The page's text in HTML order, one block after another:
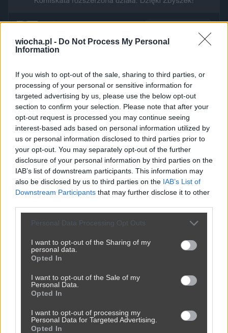
wiocha.pl - Do Not Process My Personal
Information
If you wish to opt-out of the sale, sharing to third parties, or
processing of your personal or sensitive information for
targeted advertising by us, please use the below opt-out
section to confirm your selection. Please note that after your
opt-out request is processed you may continue seeing
interest-based ads based on personal information utilized by
us or personal information disclosed to third parties prior to
your opt-out. You may separately opt-out of the further
disclosure of your personal information by third parties on the
IAB’s list of downstream participants. This information may
also be disclosed by us to third parties on the IAB’s List of
Downstream Participants that may further disclose it to other
Personal Data Processing Opt Outs
I want to opt-out of the Sharing of my
personal data.
Opted In
I want to opt-out of the Sale of my
Personal Data.
Opted In
I want to opt-out of processing my
Personal Data for Targeted Advertising.
Opted In
Przyznać się
przez[Usunięty użytkownik] — 8 miesięcy temu